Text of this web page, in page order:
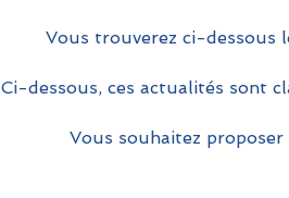
Vous trouverez ci-dessous
Ci-dessous, ces actualités sont
Vous souhaitez